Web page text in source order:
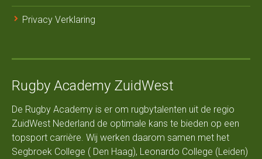
Privacy Verklaring
Rugby Academy ZuidWest
De Rugby Academy is er om rugbytalenten uit de regio
ZuidWest Nederland de optimale kans te bieden op een
topsport carrière. Wij werken daarom samen met het
Segbroek College ( Den Haag), Leonardo College (Leiden)